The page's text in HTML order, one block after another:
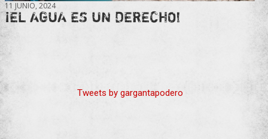
11 JUNIO, 2024
¡EL AGUA ES UN DERECHO!
Tweets by gargantapodero